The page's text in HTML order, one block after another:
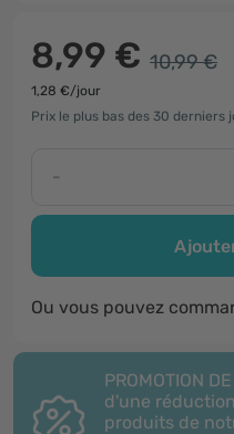
8,99 € 10,99 €
1,28 €/jour
Prix le plus bas des 30 derniers
-
Ou vous pouvez
PROMOTION
d'une
produits de